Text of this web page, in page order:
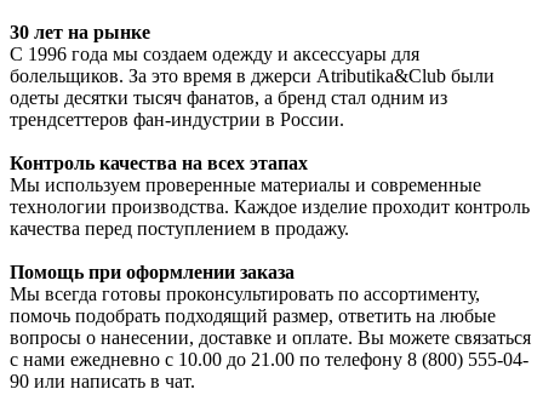
30 лет на рынке
С 1996 года мы создаем одежду и аксессуары для
болельщиков. За это время в джерси Atributika&Club были
одеты десятки тысяч фанатов, а бренд стал одним из
трендсеттеров фан-индустрии в России.
Контроль качества на всех этапах
Мы используем проверенные материалы и современные
технологии производства. Каждое изделие проходит контроль
качества перед поступлением в продажу.
Помощь при оформлении заказа
Мы всегда готовы проконсультировать по ассортименту,
помочь подобрать подходящий размер, ответить на любые
вопросы о нанесении, доставке и оплате. Вы можете связаться
с нами ежедневно с 10.00 до 21.00 по телефону 8 (800) 555-04-
90 или написать в чат.